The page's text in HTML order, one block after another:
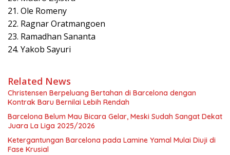
21. Ole Romeny
22. Ragnar Oratmangoen
23. Ramadhan Sananta
24. Yakob Sayuri
Related News
Christensen Berpeluang Bertahan di Barcelona dengan
Kontrak Baru Bernilai Lebih Rendah
Barcelona Belum Mau Bicara Gelar, Meski Sudah Sangat Dekat
Juara La Liga 2025/2026
Ketergantungan Barcelona pada Lamine Yamal Mulai Diuji di
Fase Krusial